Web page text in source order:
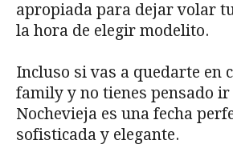
apropiada para dejar volar
la hora de elegir modelito.
Incluso si vas a quedarte en
family y no tienes pensado
Nochevieja es una fecha
sofisticada y elegante.